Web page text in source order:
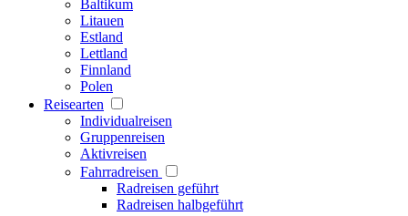
Baltikum
Litauen
Estland
Lettland
Finnland
Polen
Reisearten
Individualreisen
Gruppenreisen
Aktivreisen
Fahrradreisen
Radreisen geführt
Radreisen halbgeführt